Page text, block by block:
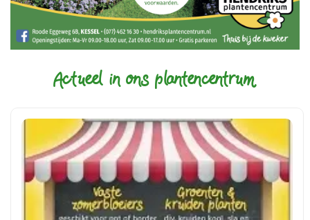
Actueel in ons plantencentrum